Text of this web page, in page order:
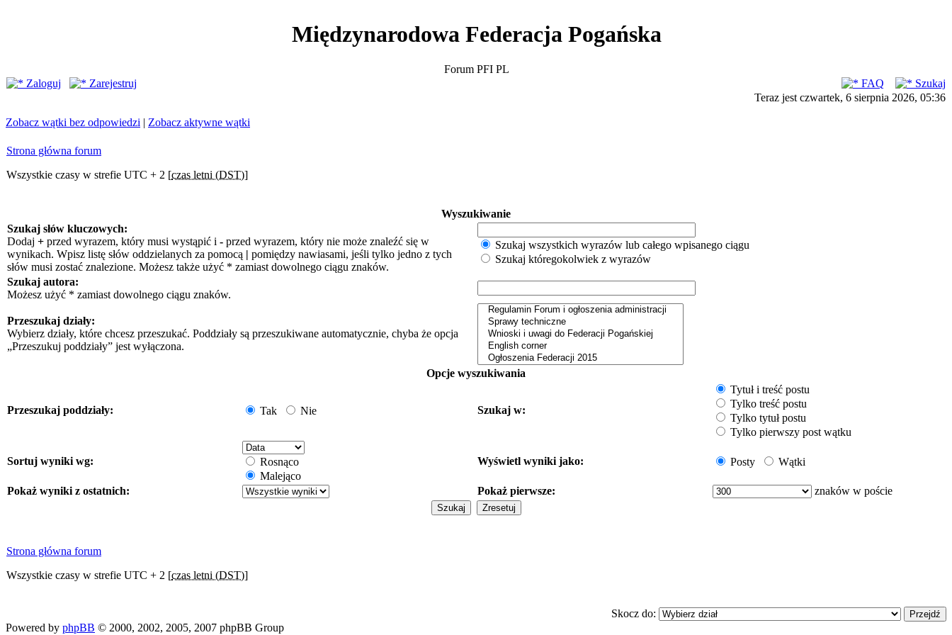
Międzynarodowa Federacja Pogańska
Forum PFI PL
Zaloguj
Zarejestruj FAQ
Szukaj
Teraz jest czwartek, 6 sierpnia 2026, 05:36
Zobacz wątki bez odpowiedzi | Zobacz aktywne wątki
Strona główna forum
Wszystkie czasy w strefie UTC + 2 [czas letni (DST)]
Wyszukiwanie
Szukaj słów kluczowych:
Dodaj + przed wyrazem, który musi wystąpić i - przed wyrazem, który nie może znaleźć się w
wynikach. Wpisz listę słów oddzielanych za pomocą | pomiędzy nawiasami, jeśli tylko jedno z tych
słów musi zostać znalezione. Możesz także użyć * zamiast dowolnego ciągu znaków.
Szukaj wszystkich wyrazów lub całego wpisanego ciągu
Szukaj któregokolwiek z wyrazów
Szukaj autora:
Możesz użyć * zamiast dowolnego ciągu znaków.
Przeszukaj działy:
Wybierz działy, które chcesz przeszukać. Poddziały są przeszukiwane automatycznie, chyba że opcja
„Przeszukuj poddziały” jest wyłączona.
Opcje wyszukiwania
Przeszukaj poddziały: Tak Nie Szukaj w:
Tytuł i treść postu
Tylko treść postu
Tylko tytuł postu
Tylko pierwszy post wątku
Sortuj wyniki wg:
Rosnąco
Malejąco
Wyświetl wyniki jako: Posty Wątki
Pokaż wyniki z ostatnich: Pokaż pierwsze: znaków w poście
Strona główna forum
Wszystkie czasy w strefie UTC + 2 [czas letni (DST)]
Skocz do:
Powered by phpBB © 2000, 2002, 2005, 2007 phpBB Group